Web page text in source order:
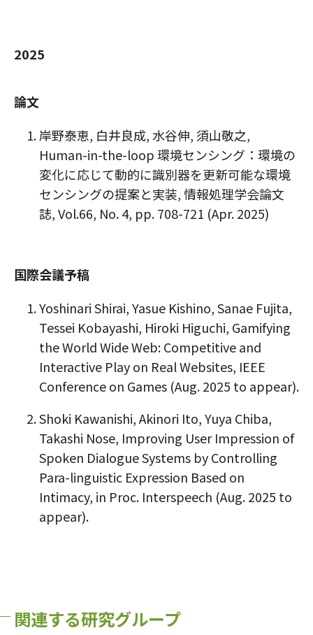
2025
論文
岸野泰恵, 白井良成, 水谷伸, 須山敬之,
Human-in-the-loop 環境センシング：環境の
変化に応じて動的に識別器を更新可能な環境
センシングの提案と実装, 情報処理学会論文
誌, Vol.66, No. 4, pp. 708-721 (Apr. 2025)
国際会議予稿
Yoshinari Shirai, Yasue Kishino, Sanae Fujita,
Tessei Kobayashi, Hiroki Higuchi, Gamifying
the World Wide Web: Competitive and
Interactive Play on Real Websites, IEEE
Conference on Games (Aug. 2025 to appear).
Shoki Kawanishi, Akinori Ito, Yuya Chiba,
Takashi Nose, Improving User Impression of
Spoken Dialogue Systems by Controlling
Para-linguistic Expression Based on
Intimacy, in Proc. Interspeech (Aug. 2025 to
appear).
関連する研究グループ